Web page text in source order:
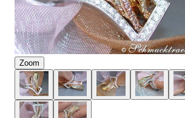
Zoom